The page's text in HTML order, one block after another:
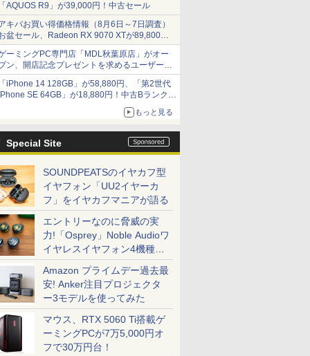
AQUOS R9」が39,000円！中古セール
キバお買い得価格情報（8月6日～7日調査）
盆セール、Radeon RX 9070 XTが89,800
、水平周波数24.8kHz対応の17型モニターが
円、暑さ指数連動セール ほか
ーミングPC専門店「MDL秋葉原店」がオー
ン、開店記念プレゼントを求めるユーザーが
し寄せ長蛇の列に
iPhone 14 128GB」が58,880円、「第2世代
SE 64GB」が18,880円！中古Bランク品
もっと見る
Special Site
SOUNDPEATSのイヤカフ型
イヤフォン「UU2イヤーカ
フ」をイヤカフマニアが語る
エントリーなのに脅威の実
力!「Osprey」Noble Audioワ
イヤレスイヤフォン4機種を
一気に聴く
Amazon プライムデー過去最
安! Anker注目プロジェクタ
ー3モデルを使ってみた
マウス、RTX 5060 Ti搭載ゲ
ーミングPCが7万5,000円オ
フで30万円台！